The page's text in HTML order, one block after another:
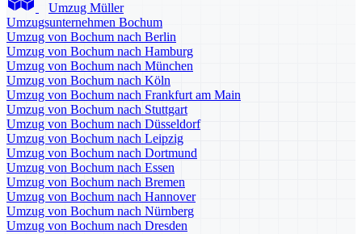
Umzug Müller
Umzugsunternehmen Bochum
Umzug von Bochum nach Berlin
Umzug von Bochum nach Hamburg
Umzug von Bochum nach München
Umzug von Bochum nach Köln
Umzug von Bochum nach Frankfurt am Main
Umzug von Bochum nach Stuttgart
Umzug von Bochum nach Düsseldorf
Umzug von Bochum nach Leipzig
Umzug von Bochum nach Dortmund
Umzug von Bochum nach Essen
Umzug von Bochum nach Bremen
Umzug von Bochum nach Hannover
Umzug von Bochum nach Nürnberg
Umzug von Bochum nach Dresden